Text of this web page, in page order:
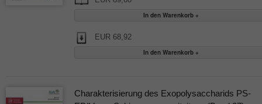
EUR 68,92
Charakterisierung des Exopolysaccharids PS-